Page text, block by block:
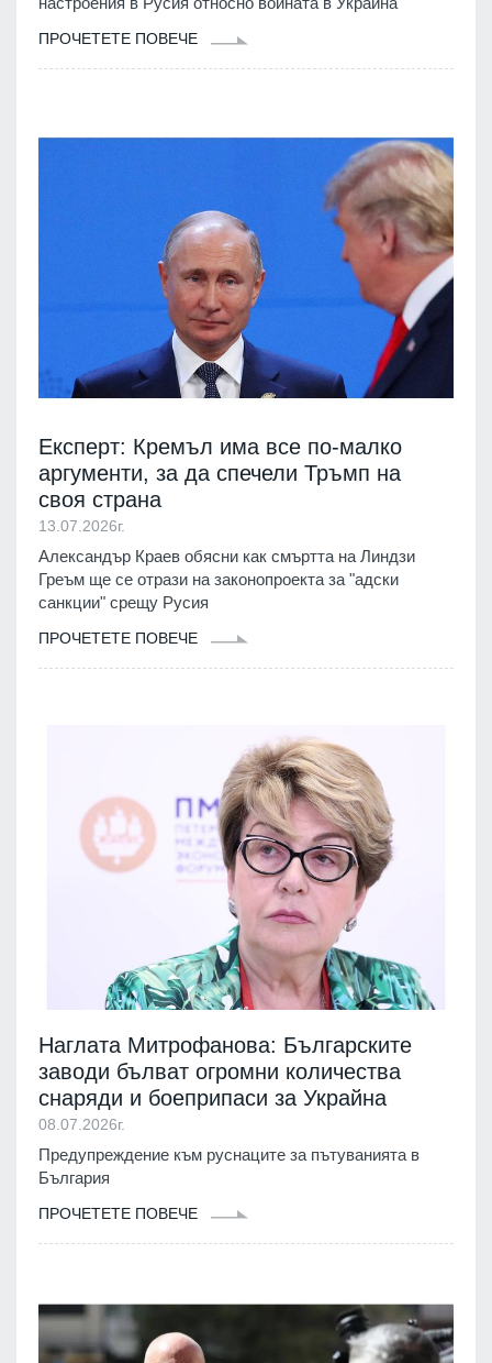
ПРОЧЕТЕТЕ ПОВЕЧЕ
Експерт: Кремъл има все по-малко
аргументи, за да спечели Тръмп на
своя страна
13.07.2026г.
Александър Краев обясни как смъртта на Линдзи
Греъм ще се отрази на законопроекта за "адски
санкции" срещу Русия
ПРОЧЕТЕТЕ ПОВЕЧЕ
Наглата Митрофанова: Българските
заводи бълват огромни количества
снаряди и боеприпаси за Украйна
08.07.2026г.
Предупреждение към руснаците за пътуванията в
България
ПРОЧЕТЕТЕ ПОВЕЧЕ